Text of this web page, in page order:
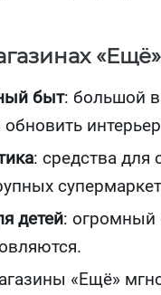
быт: большой
: средства для
детей: огромный
«Ещё»